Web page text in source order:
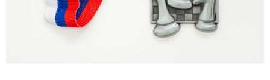
SCHACH-MERCH